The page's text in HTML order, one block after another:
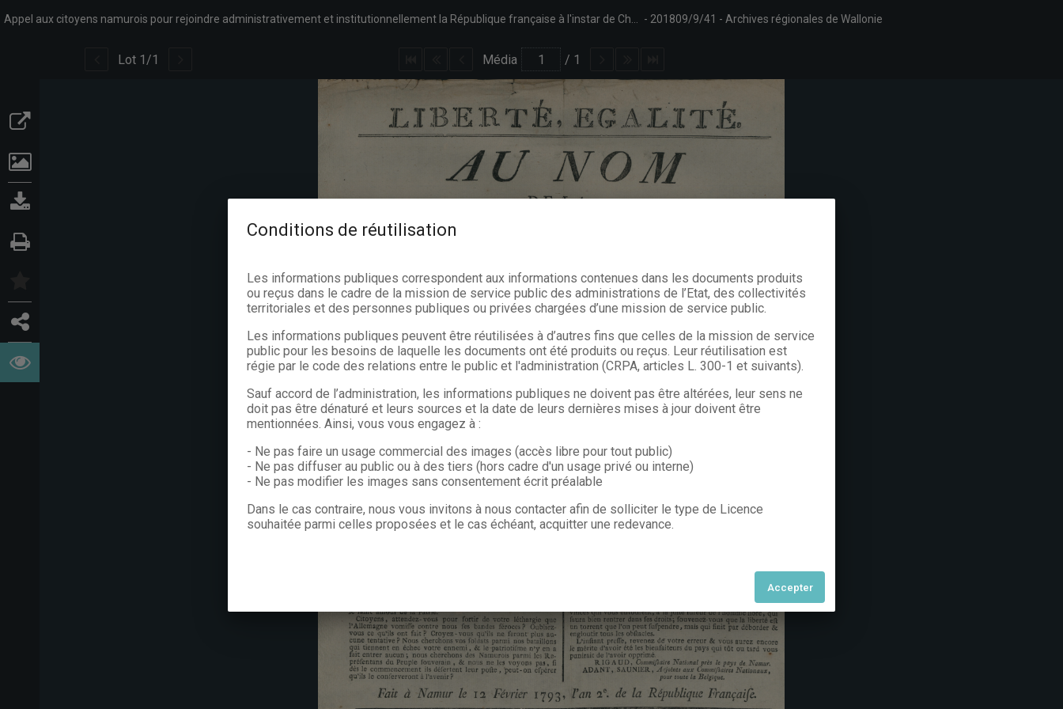
201809/9/41 Archives régionales de Wallonie
Lot 1 /1 Média / 1
Conditions de réutilisation
Les informations publiques correspondent aux informations contenues dans les documents produits
ou reçus dans le cadre de la mission de service public des administrations de l’Etat, des collectivités
territoriales et des personnes publiques ou privées chargées d’une mission de service public.
Les informations publiques peuvent être réutilisées à d’autres fins que celles de la mission de service
public pour les besoins de laquelle les documents ont été produits ou reçus. Leur réutilisation est
régie par le code des relations entre le public et l'administration (CRPA, articles L. 300-1 et suivants).
Sauf accord de l’administration, les informations publiques ne doivent pas être altérées, leur sens ne
doit pas être dénaturé et leurs sources et la date de leurs dernières mises à jour doivent être
mentionnées. Ainsi, vous vous engagez à :
- Ne pas faire un usage commercial des images (accès libre pour tout public)
- Ne pas diffuser au public ou à des tiers (hors cadre d'un usage privé ou interne)
- Ne pas modifier les images sans consentement écrit préalable
Dans le cas contraire, nous vous invitons à nous contacter afin de solliciter le type de Licence
souhaitée parmi celles proposées et le cas échéant, acquitter une redevance.